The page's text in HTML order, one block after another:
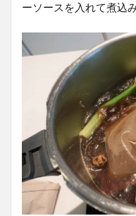
ーソースを入れて煮込み